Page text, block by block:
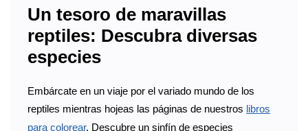
Un tesoro de maravillas
reptiles: Descubra diversas
especies
Embárcate en un viaje por el variado mundo de los
reptiles mientras hojeas las páginas de nuestros libros
para colorear. Descubre un sinfín de especies